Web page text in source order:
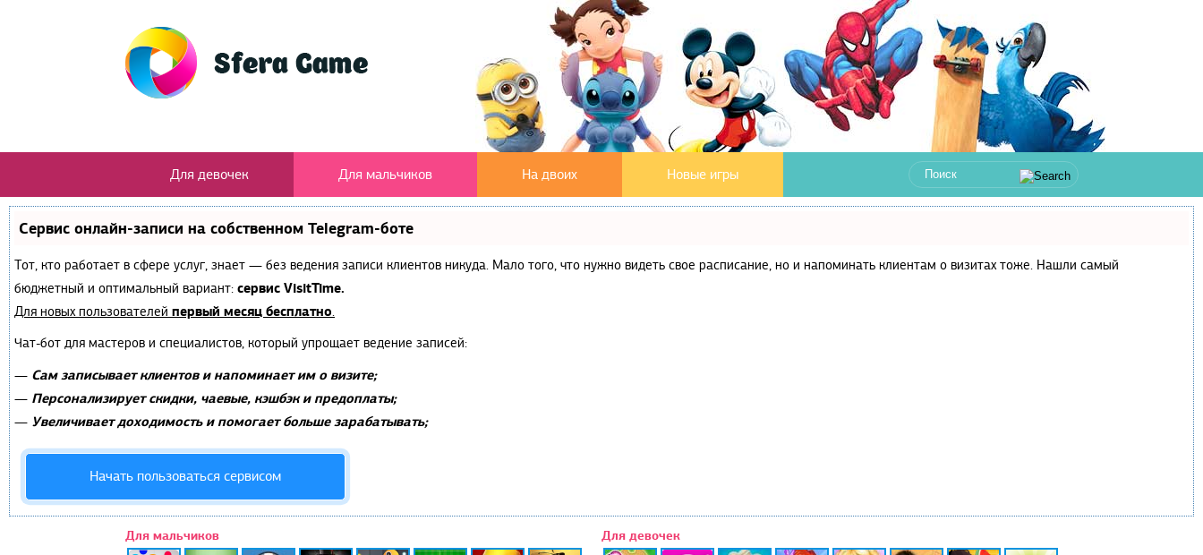
Для девочек Для мальчиков На двоих Новые игры
Сервис онлайн-записи на собственном Telegram-боте
Тот, кто работает в сфере услуг, знает — без ведения записи клиентов никуда. Мало того, что нужно видеть свое расписание, но и напоминать клиентам о визитах тоже. Нашли самый
бюджетный и оптимальный вариант: сервис VisitTime.
Для новых пользователей первый месяц бесплатно.
Чат-бот для мастеров и специалистов, который упрощает ведение записей:
— Сам записывает клиентов и напоминает им о визите;
— Персонализирует скидки, чаевые, кэшбэк и предоплаты;
— Увеличивает доходимость и помогает больше зарабатывать;
Начать пользоваться сервисом
Для мальчиков Для девочек